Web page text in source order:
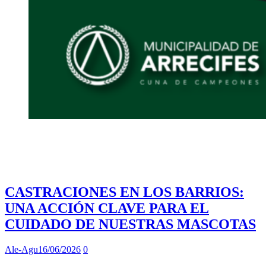
CASTRACIONES EN LOS BARRIOS:
UNA ACCIÓN CLAVE PARA EL
CUIDADO DE NUESTRAS MASCOTAS
Ale-Agu16/06/2026 0